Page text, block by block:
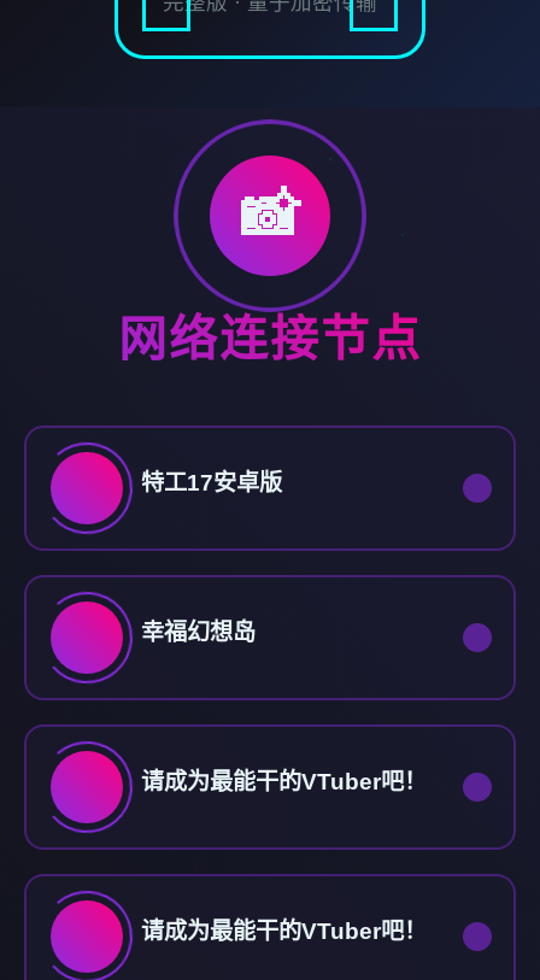
📸
网络连接节点
特工17安卓版
幸福幻想岛
请成为最能干的VTuber吧！
请成为最能干的VTuber吧！